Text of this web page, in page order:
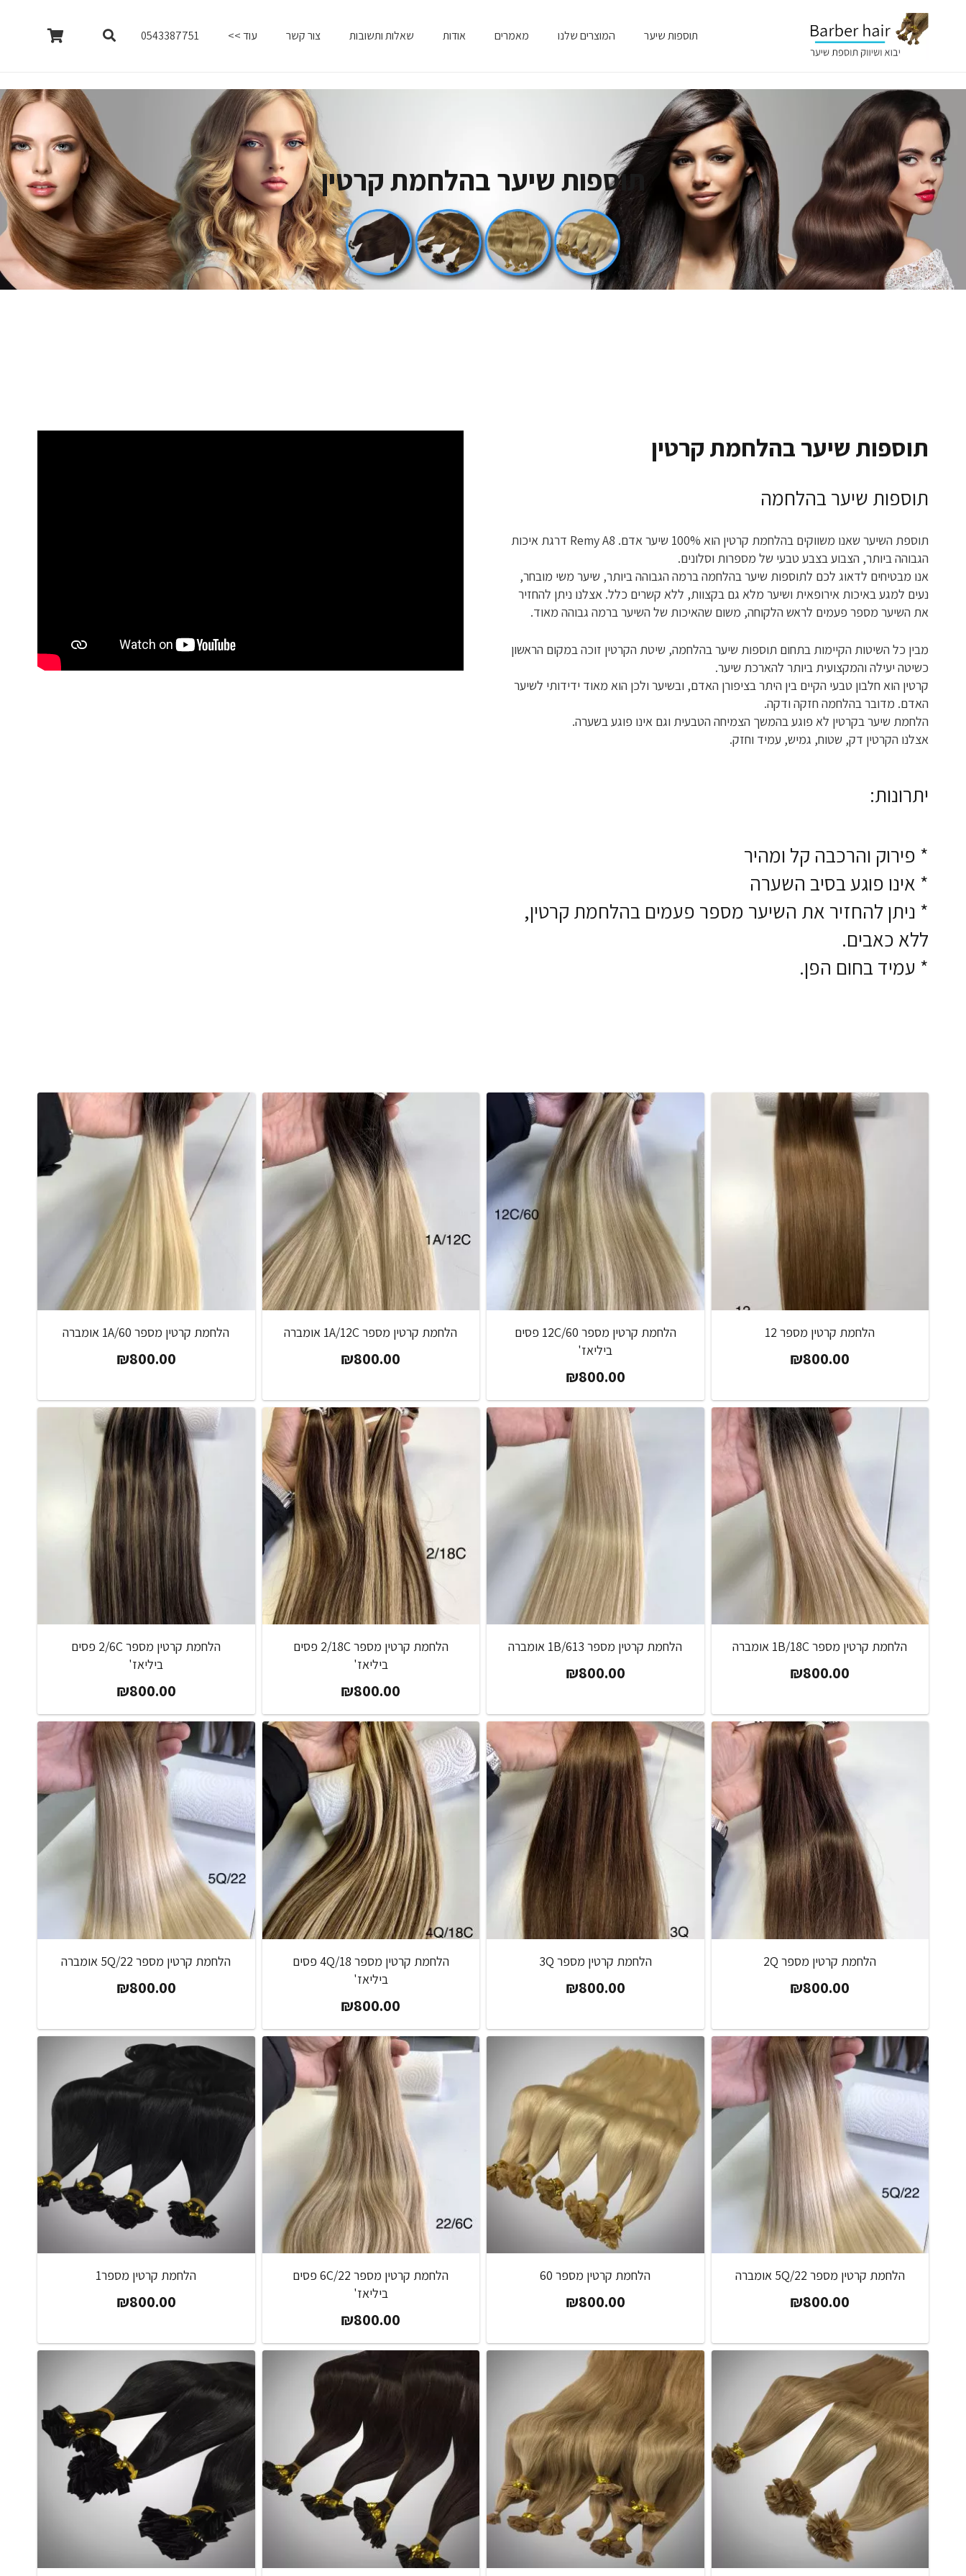
תוספות שיער המוצרים שלנו מאמרים אודות שאלות ותשובות צור קשר עוד >> 0543387751
תוספות שיער בהלחמת קרטין
תוספות שיער בהלחמת קרטין
תוספות שיער בהלחמה
תוספת השיער שאנו משווקים בהלחמת קרטין הוא 100% שיער אדם. Remy A8 דרגת איכות
הגבוהה ביותר, הצבוע בצבע טבעי של מספרות וסלונים.
אנו מבטיחים לדאוג לכם לתוספות שיער בהלחמה ברמה הגבוהה ביותר, שיער משי מובחר,
נעים למגע באיכות אירופאית ושיער מלא גם בקצוות, ללא קשרים כלל. אצלנו ניתן להחזיר
את השיער מספר פעמים לראש הלקוחה, משום שהאיכות של השיער ברמה גבוהה מאוד.
מבין כל השיטות הקיימות בתחום תוספות שיער בהלחמה, שיטת הקרטין זוכה במקום הראשון
כשיטה יעילה והמקצועית ביותר להארכת שיער.
קרטין הוא חלבון טבעי הקיים בין היתר בציפורן האדם, ובשיער ולכן הוא מאוד ידידותי לשיער
האדם. מדובר בהלחמה חזקה ודקה.
הלחמת שיער בקרטין לא פוגע בהמשך הצמיחה הטבעית וגם אינו פוגע בשערה.
אצלנו הקרטין דק, שטוח, גמיש, עמיד וחזק.
יתרונות:
* פירוק והרכבה קל ומהיר
* אינו פוגע בסיב השערה
* ניתן להחזיר את השיער מספר פעמים בהלחמת קרטין,
ללא כאבים.
* עמיד בחום הפן.
הלחמת קרטין מספר 12
₪800.00
הלחמת קרטין מספר 12C/60 פסים
ביליאז'
₪800.00
הלחמת קרטין מספר 1A/12C אומברה
₪800.00
הלחמת קרטין מספר 1A/60 אומברה
₪800.00
הלחמת קרטין מספר 1B/18C אומברה
₪800.00
הלחמת קרטין מספר 1B/613 אומברה
₪800.00
הלחמת קרטין מספר 2/18C פסים
ביליאז'
₪800.00
הלחמת קרטין מספר 2/6C פסים
ביליאז'
₪800.00
הלחמת קרטין מספר 2Q
₪800.00
הלחמת קרטין מספר 3Q
₪800.00
הלחמת קרטין מספר 4Q/18 פסים
ביליאז'
₪800.00
הלחמת קרטין מספר 5Q/22 אומברה
₪800.00
הלחמת קרטין מספר 5Q/22 אומברה
₪800.00
הלחמת קרטין מספר 60
₪800.00
הלחמת קרטין מספר 6C/22 פסים
ביליאז'
₪800.00
הלחמת קרטין מספר1
₪800.00